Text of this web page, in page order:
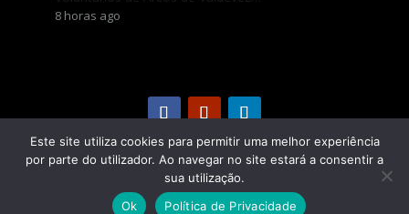
8 horas ago
Políticas de Privacidade|Ficha Técnica
Editorial|Transparência
Este site utiliza cookies para permitir uma melhor experiência
por parte do utilizador. Ao navegar no site estará a consentir a
sua utilização.
Ok
Política de Privacidade